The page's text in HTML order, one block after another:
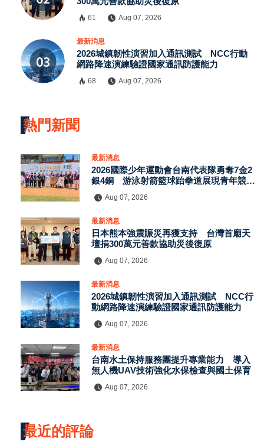
61 Aug 07, 2026
最新消息
2026城鎮韌性演習加入通訊測試 NCC行動
網路降速演練驗證國家通訊防護能力
68 Aug 07, 2026
熱門新聞
最新消息
2026國際少年運動會台南代表隊勇奪7金2
銀4銅 游泳射箭籃球跆拳道展現青年競技
Aug 07, 2026
最新消息
日本熊本強震賑災再獲支持 台灣首廟天
壇捐300萬元善款協助災後復原
Aug 07, 2026
最新消息
2026城鎮韌性演習加入通訊測試 NCC行
動網路降速演練驗證國家通訊防護能力
Aug 07, 2026
最新消息
台南水土保持服務團提升專業能力 導入
無人機UAV技術強化水保檢查與國土保育
Aug 07, 2026
最近的評論
請加入LINE好友連結
中 華 超 傳 媒
訂閱